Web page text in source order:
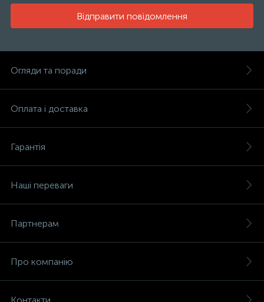
Відправити повідомлення
Огляди та поради
Оплата і доставка
Гарантія
Наші переваги
Партнерам
Про компанію